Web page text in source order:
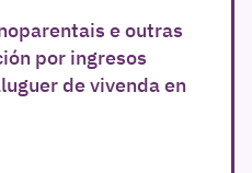
e outras
por ingresos
de vivenda en